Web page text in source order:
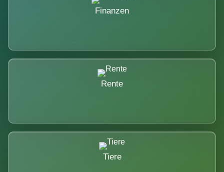
Finanzen
Rente
Tiere